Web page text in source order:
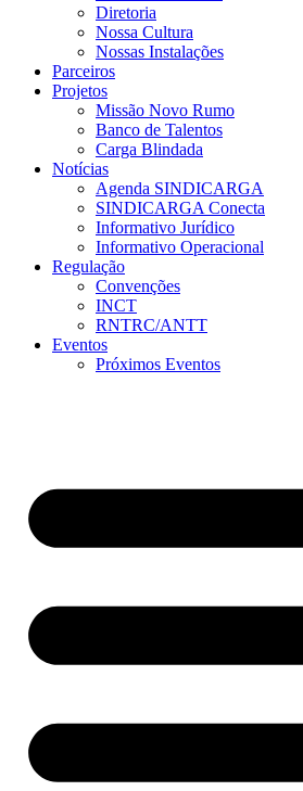
Diretoria
Nossa Cultura
Nossas Instalações
Parceiros
Projetos
Missão Novo Rumo
Banco de Talentos
Carga Blindada
Notícias
Agenda SINDICARGA
SINDICARGA Conecta
Informativo Jurídico
Informativo Operacional
Regulação
Convenções
INCT
RNTRC/ANTT
Eventos
Próximos Eventos